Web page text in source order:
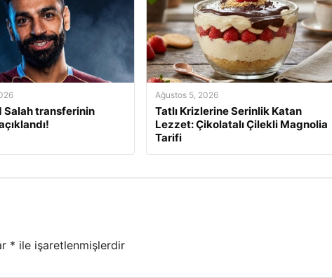
Salah transferinin
Ağustos 5, 2026
Tatlı Krizlerine Serinlik Katan
Lezzet: Çikolatalı Çilekli Magnolia
Tarifi
* ile işaretlenmişlerdir